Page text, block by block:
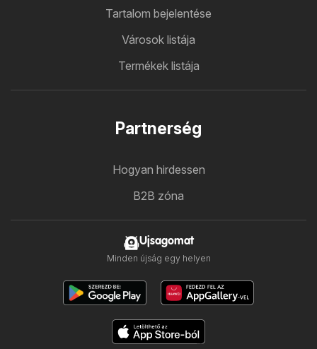
Tartalom bejelentése
Városok listája
Termékek listája
Partnerség
Hogyan hirdessen
B2B zóna
Ujsagomat
Minden újság egy helyen